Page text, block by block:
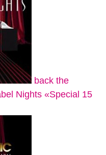
back the
Nights «Special 15